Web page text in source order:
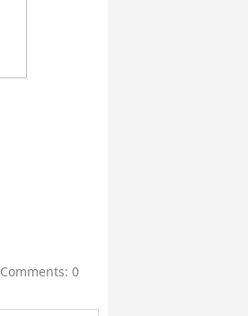
Comments: 0